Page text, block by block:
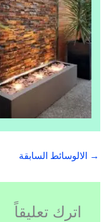
→ الالوسائط السابقة
اترك تعليقاً